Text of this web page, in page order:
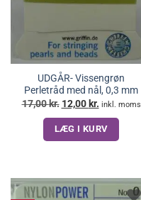
UDGÅR- Vissengrøn
Perletråd med nål, 0,3 mm
17,00kr. Den
oprindelige
pris
var:
17,00 kr..
12,00kr. Den
aktuelle
pris
er:
12,00 kr..
inkl. moms
LÆG I KURV